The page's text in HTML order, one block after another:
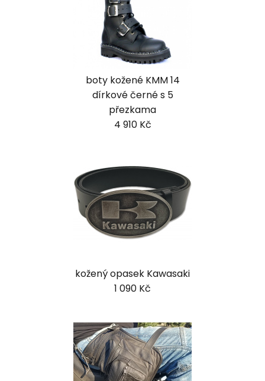
boty kožené KMM 14
dírkové černé s 5
přezkama
4 910 Kč
kožený opasek Kawasaki
1 090 Kč